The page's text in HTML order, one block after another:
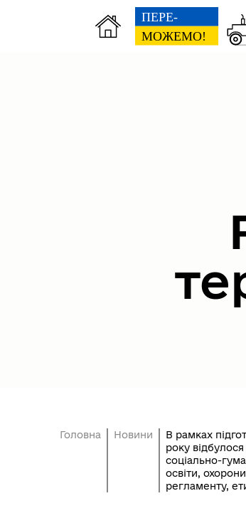
Головна Новини
В рамках
року відбулося
соціально-
освіти,
регламенту,